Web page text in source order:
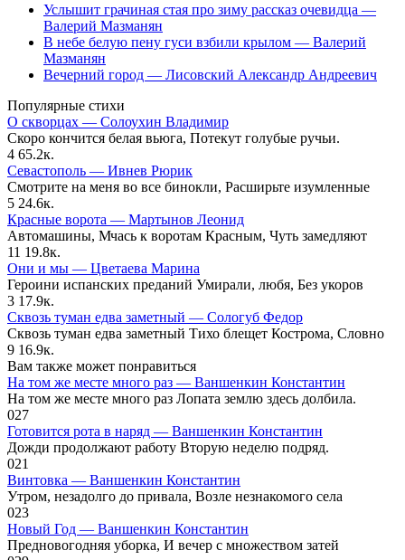
Услышит грачиная стая про зиму рассказ очевидца —
Валерий Мазманян
В небе белую пену гуси взбили крылом — Валерий
Мазманян
Вечерний город — Лисовский Александр Андреевич
Популярные стихи
О скворцах — Солоухин Владимир
Скоро кончится белая вьюга, Потекут голубые ручьи.
4 65.2к.
Севастополь — Ивнев Рюрик
Смотрите на меня во все бинокли, Расширьте изумленные
5 24.6к.
Красные ворота — Мартынов Леонид
Автомашины, Мчась к воротам Красным, Чуть замедляют
11 19.8к.
Они и мы — Цветаева Марина
Героини испанских преданий Умирали, любя, Без укоров
3 17.9к.
Сквозь туман едва заметный — Сологуб Федор
Сквозь туман едва заметный Тихо блещет Кострома, Словно
9 16.9к.
Вам также может понравиться
На том же месте много раз — Ваншенкин Константин
На том же месте много раз Лопата землю здесь долбила.
027
Готовится рота в наряд — Ваншенкин Константин
Дожди продолжают работу Вторую неделю подряд.
021
Винтовка — Ваншенкин Константин
Утром, незадолго до привала, Возле незнакомого села
023
Новый Год — Ваншенкин Константин
Предновогодняя уборка, И вечер с множеством затей